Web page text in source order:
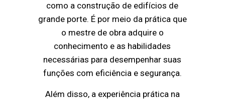
como a construção de edifícios de
grande porte. É por meio da prática que
o mestre de obra adquire o
conhecimento e as habilidades
necessárias para desempenhar suas
funções com eficiência e segurança.
Além disso, a experiência prática na